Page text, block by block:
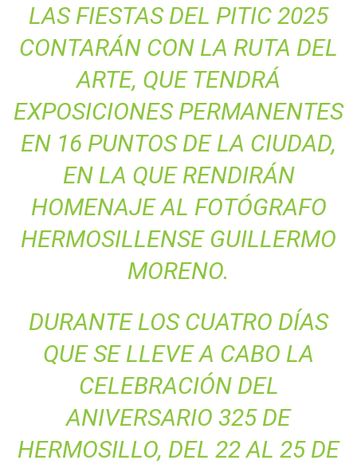
LAS FIESTAS DEL PITIC 2025
CONTARÁN CON LA RUTA DEL
ARTE, QUE TENDRÁ
EXPOSICIONES PERMANENTES
EN 16 PUNTOS DE LA CIUDAD,
EN LA QUE RENDIRÁN
HOMENAJE AL FOTÓGRAFO
HERMOSILLENSE GUILLERMO
MORENO.
DURANTE LOS CUATRO DÍAS
QUE SE LLEVE A CABO LA
CELEBRACIÓN DEL
ANIVERSARIO 325 DE
HERMOSILLO, DEL 22 AL 25 DE